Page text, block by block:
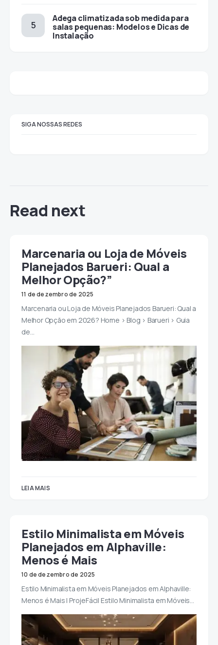
Adega climatizada sob medida para
salas pequenas: Modelos e Dicas de
Instalação
SIGA NOSSAS REDES
Read next
Marcenaria ou Loja de Móveis
Planejados Barueri: Qual a
Melhor Opção?”
11 de dezembro de 2025
Marcenaria ou Loja de Móveis Planejados Barueri: Qual a
Melhor Opção em 2026? Home > Blog > Barueri > Guia
de…
LEIA MAIS
Estilo Minimalista em Móveis
Planejados em Alphaville:
Menos é Mais
10 de dezembro de 2025
Estilo Minimalista em Móveis Planejados em Alphaville:
Menos é Mais | ProjeFácil Estilo Minimalista em Móveis…